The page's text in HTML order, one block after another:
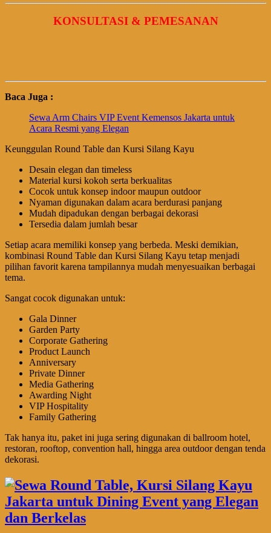
KONSULTASI & PEMESANAN
Baca Juga :
Sewa Arm Chairs VIP Event Kemensos Jakarta untuk
Acara Resmi yang Elegan
Keunggulan Round Table dan Kursi Silang Kayu
Desain elegan dan timeless
Material kursi kokoh serta berkualitas
Cocok untuk konsep indoor maupun outdoor
Nyaman digunakan dalam acara berdurasi panjang
Mudah dipadukan dengan berbagai dekorasi
Tersedia dalam jumlah besar
Setiap acara memiliki konsep yang berbeda. Meski demikian,
kombinasi Round Table dan Kursi Silang Kayu tetap menjadi
pilihan favorit karena tampilannya mudah menyesuaikan berbagai
tema.
Sangat cocok digunakan untuk:
Gala Dinner
Garden Party
Corporate Gathering
Product Launch
Anniversary
Private Dinner
Media Gathering
Awarding Night
VIP Hospitality
Family Gathering
Tak hanya itu, paket ini juga sering digunakan di ballroom hotel,
restoran, rooftop, convention hall, hingga area outdoor dengan tenda
dekorasi.